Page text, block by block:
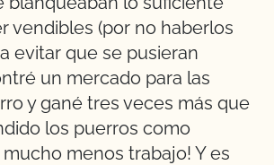
vendibles (por no haberlos
evitar que se pusieran
un mercado para las
y gané tres veces más que
los puerros como
mucho menos trabajo! Y es